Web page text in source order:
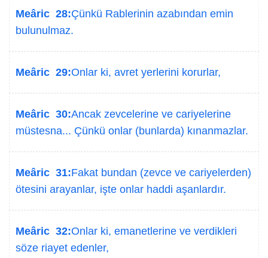
Meâric 28:Çünkü Rablerinin azabından emin
bulunulmaz.
Meâric 29:Onlar ki, avret yerlerini korurlar,
Meâric 30:Ancak zevcelerine ve cariyelerine
müstesna... Çünkü onlar (bunlarda) kınanmazlar.
Meâric 31:Fakat bundan (zevce ve cariyelerden)
ötesini arayanlar, işte onlar haddi aşanlardır.
Meâric 32:Onlar ki, emanetlerine ve verdikleri
söze riayet edenler,